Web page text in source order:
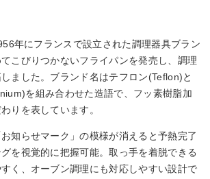
年にフランスで設立された調理器具ブラン
こびりつかないフライパンを発売し、調理
ました。ブランド名はテフロン(Teflon)と
を組み合わせた造語で、フッ素樹脂加
りを表しています。
知らせマーク」の模様が消えると予熱完了
を視覚的に把握可能。取っ手を着脱できる
く、オーブン調理にも対応しやすい設計で